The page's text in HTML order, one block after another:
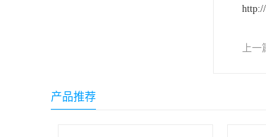
上一
产品推荐